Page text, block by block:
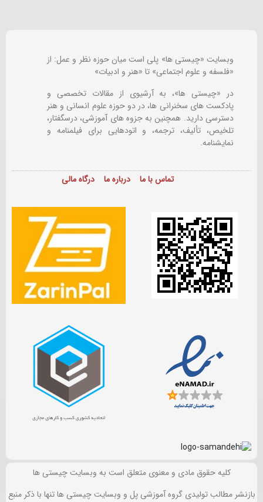
وبسایت «چیستی ها» پلی است میان حوزه نظر و عمل: از
«فلسفه و علوم اجتماعی» تا «هنر و ادبیات»
در «چیستی ها»، به آرشیوی از مقالات تخصصی و
پادکست های سخنرانی ها، در دو حوزه علوم انسانی و هنر
دسترسی دارید. همچنین به جزوه های آموزشی، درسگفتار،
تلخیص، تألیف، ترجمه، و اتودهایی برایفیلمنامه و
نمایشنامه.
تماس با ما درباره ما درگاه مالی
کلیه حقوق مادی و معنوی متعلق است به وبسایت چیستی ها
بازنشر مطالب تولیدی گروه آموزشی پل و وبسایت چیستی ها تنها با ذکر منبع